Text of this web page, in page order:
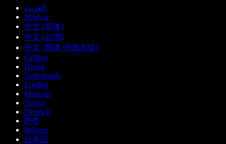
العربية
Magyar
中文 (简体)
中文 (台灣)
中文 (简体 中国大陆)
Čeština
Dansk
Nederlands
English
Français
Suomi
Deutsch
हिन्दी
Italiano
日本語